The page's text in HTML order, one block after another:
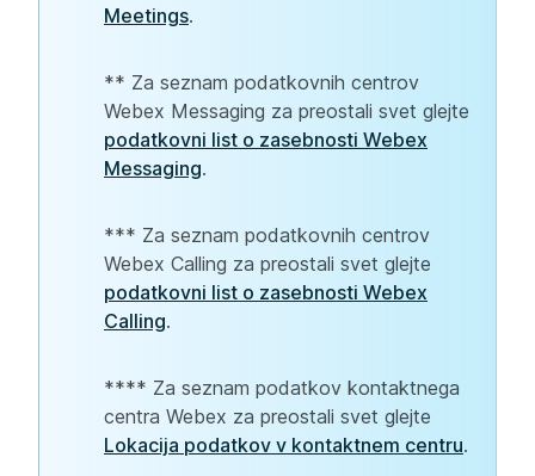
Meetings.
** Za seznam podatkovnih centrov
Webex Messaging za preostali svet glejte
podatkovni list o zasebnosti Webex
Messaging.
*** Za seznam podatkovnih centrov
Webex Calling za preostali svet glejte
podatkovni list o zasebnosti Webex
Calling.
**** Za seznam podatkov kontaktnega
centra Webex za preostali svet glejte
Lokacija podatkov v kontaktnem centru.